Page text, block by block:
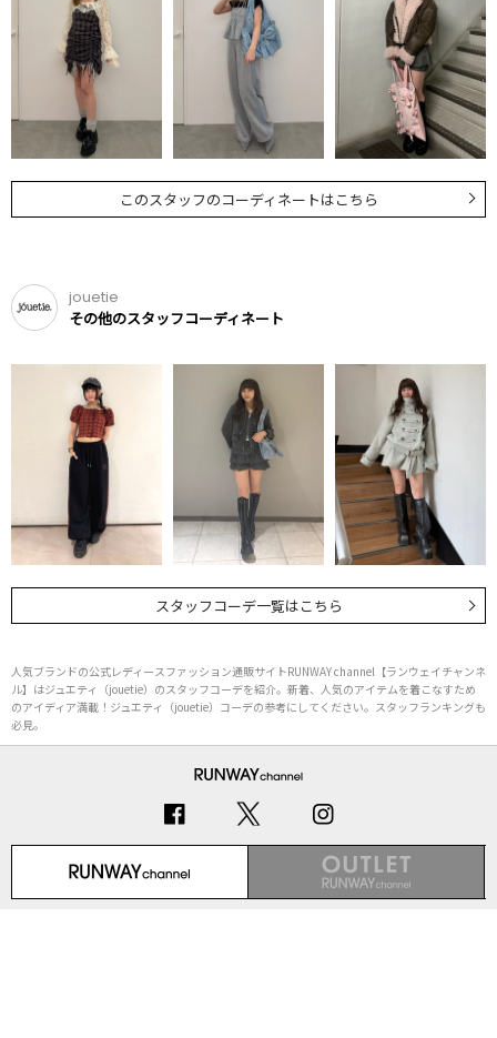
このスタッフのコーディネートはこちら
jouetie
その他のスタッフコーディネート
スタッフコーデ一覧はこちら
人気ブランドの公式レディースファッション通販サイトRUNWAY channel【ランウェイチャンネ
ル】はジュエティ（jouetie）のスタッフコーデを紹介。新着、人気のアイテムを着こなすため
のアイディア満載！ジュエティ（jouetie）コーデの参考にしてください。スタッフランキングも
必見。